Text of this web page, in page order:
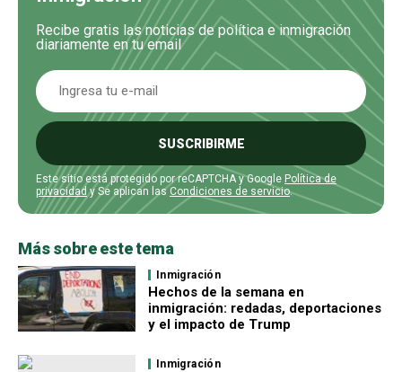
Recibe gratis las noticias de política e inmigración
diariamente en tu email
SUSCRIBIRME
Este sitio está protegido por reCAPTCHA y Google Política de
privacidad y Se aplican lasCondiciones de servicio.
Más sobre este tema
Inmigración
Hechos de la semana en
inmigración: redadas, deportaciones
y el impacto de Trump
Inmigración